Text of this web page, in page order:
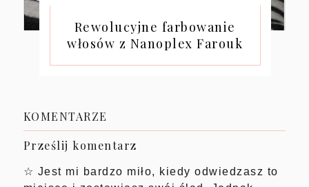
Rewolucyjne farbowanie
włosów z Nanoplex Farouk
KOMENTARZE
Prześlij komentarz
☆ Jest mi bardzo miło, kiedy odwiedzasz to